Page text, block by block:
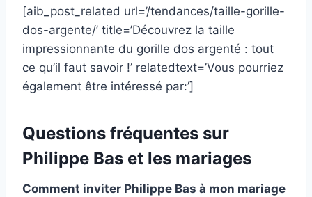
[aib_post_related url=’/tendances/taille-gorille-
dos-argente/’ title=’Découvrez la taille
impressionnante du gorille dos argenté : tout
ce qu’il faut savoir !’ relatedtext=’Vous pourriez
également être intéressé par:’]
Questions fréquentes sur
Philippe Bas et les mariages
Comment inviter Philippe Bas à mon mariage